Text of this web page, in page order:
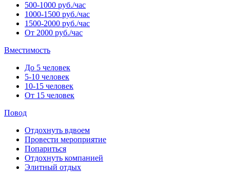
500-1000 руб./час
1000-1500 руб./час
1500-2000 руб./час
От 2000 руб./час
Вместимость
До 5 человек
5-10 человек
10-15 человек
От 15 человек
Повод
Отдохнуть вдвоем
Провести мероприятие
Попариться
Отдохнуть компанией
Элитный отдых